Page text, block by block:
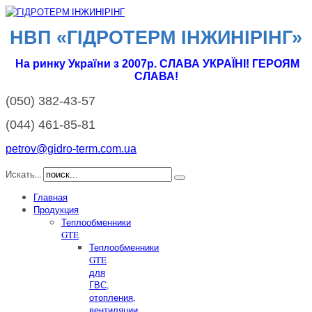
НВП «ГІДРОТЕРМ IНЖИНІРІНГ»
На ринку України з 2007р. СЛАВА УКРАЇНІ! ГЕРОЯМ
СЛАВА!
(050) 382-43-57
(044) 461-85-81
petrov@gidro-term.com.ua
Искать...
Главная
Продукция
Теплообменники
GTE
Теплообменники
GTE
для
ГВС,
отопления,